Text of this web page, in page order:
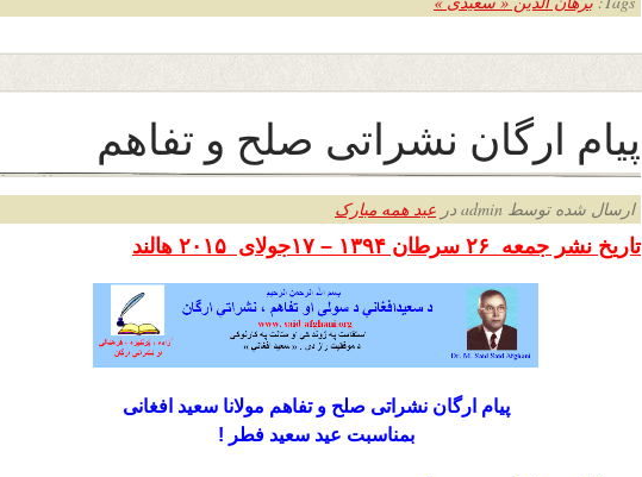
پیام ارگان نشراتی صلح و تفاهم
ارسال شده توسط admin در عید همه مبارک
تاریخ نشر جمعه ۲۶ سرطان ۱۳۹۴ – ۱۷ جولای ۲۰۱۵ هالند
پیام ارگان نشراتی صلح و تفاهم مولانا سعید افغانی
بمناسبت عید سعید فطر !